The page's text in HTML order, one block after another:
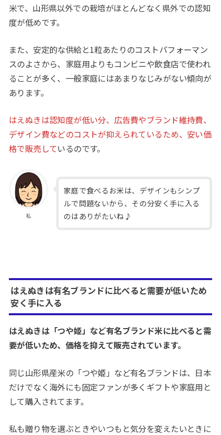
米で、山形県以外での栽培がほとんどなく県外での認知
度が低めです。
また、安定的な供給と1粒あたりのコストパフォーマン
スのよさから、家庭用よりもコンビニや飲食店で使われ
ることが多く、一般家庭にはあまりなじみがない傾向が
あります。
はえぬきは認知度が低い分、広告費やブランド維持費、
デザイン費などのコストが抑えられているため、安い価
格で販売しているのです。
私
家庭で食べるお米は、デザインもシンプ
ルで問題ないから、その分安く手に入る
のはありがたいね♪
はえぬきは有名ブランドに比べると需要が低いため
安く手に入る
はえぬきは「つや姫」など有名ブランド米に比べると需
要が低いため、価格を抑えて販売されています。
同じ山形県産米の「つや姫」など有名ブランドは、日本
だけでなく海外にも固定ファンが多くギフトや家庭用と
して購入されてます。
私も贈り物を選ぶときやいつもと気分を変えたいときに